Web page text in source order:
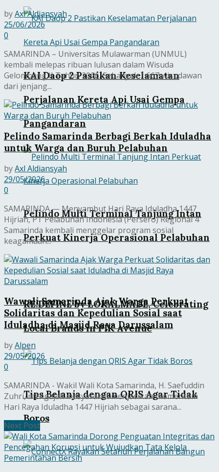
KAI Daop 2 Pastikan Keselamatan
Perjalanan Kereta Api Usai Gempa
Pangandaran
Pelindo Multi Terminal Tanjung Intan
Perkuat Kinerja Operasional Pelabuhan
RE:DEFINE by LOKALMADE, Celebrating
Local Brands in PIK Avenue
Tips Belanja dengan QRIS Agar Tidak
Boros
byAxl Aldiansyah
25/06/2026
0
SAMARINDA – Universitas Mulawarman (UNMUL)
kembali melepas ribuan lulusan dalam Wisuda
Gelombang II Tahun 2026. Sebanyak 1.667 wisudawan
dari jenjang...
Pelindo Samarinda Berbagi Berkah Iduladha
untuk Warga dan Buruh Pelabuhan
byAxl Aldiansyah
29/05/2026
0
SAMARINDA — Menyambut Hari Raya Iduladha 1447
Hijriah, PT Pelabuhan Indonesia (Persero) Regional 4
Samarinda kembali menggelar program sosial
keagamaan...
Wawali Samarinda Ajak Warga Perkuat
Solidaritas dan Kepedulian Sosial saat
Iduladha di Masjid Raya Darussalam
byAlpen
29/05/2026
0
SAMARINDA - Wakil Wali Kota Samarinda, H. Saefuddin
Zuhri, mengajak masyarakat menjadikan momentum
Hari Raya Iduladha 1447 Hijriah sebagai sarana...
Next Post